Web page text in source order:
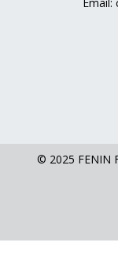
Email:
© 2025 FENIN